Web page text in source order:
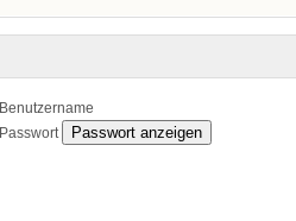
Benutzername
Passwort
Passwort anzeigen